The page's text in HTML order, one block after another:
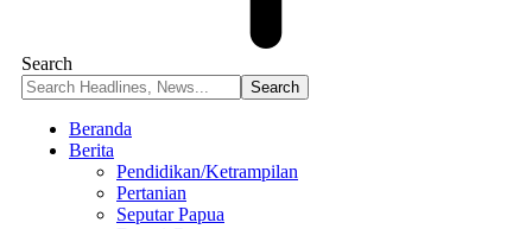
Search
Beranda
Berita
Pendidikan/Ketrampilan
Pertanian
Seputar Papua